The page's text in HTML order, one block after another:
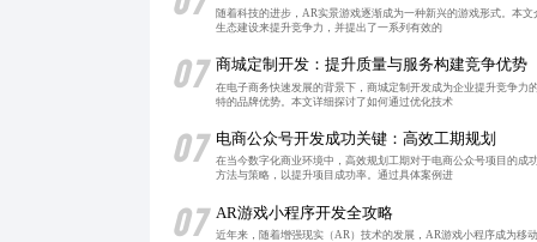
随着科技的进步，AR实景游戏逐渐成为一种新兴的游戏形式。本
生态建设来提升竞争力，并提出了一系列有效的
07 商城定制开发：提升质量与服务构建竞争优势
在电子商务快速发展的背景下，商城定制开发成为企业提升竞争
特的品牌优势。本文详细探讨了如何通过优化技术
07 电商公众号开发成功关键：高效工期规划
在当今数字化商业环境中，高效规划工期对于电商公众号项目的
方法与策略，以提升项目成功率。通过具体案例进
07 AR游戏小程序开发全攻略
近年来，随着增强现实（AR）技术的发展，AR游戏小程序成为移